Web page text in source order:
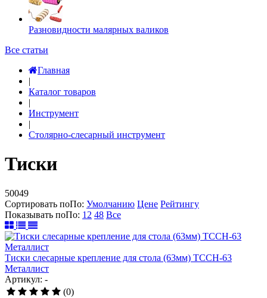
Разновидности малярных валиков
Все статьи
Главная
|
Каталог товаров
|
Инструмент
|
Столярно-слесарный инструмент
Тиски
50049
Сортировать поПо: Умолчанию Цене Рейтингу
Показывать поПо: 12 48 Все
Тиски слесарные крепление для стола (63мм) ТССН-63
Металлист
Артикул: -
(0)